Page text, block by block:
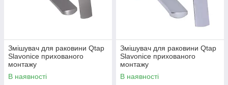
Змішувач для раковини Qtap
Slavonice прихованого
монтажу
QTSLA273GMB45920
Gunmetal Black PVD
В наявності
Змішувач для раковини Qtap
Slavonice прихованого
монтажу
QTSLA273CRM45919
Chrome
В наявності